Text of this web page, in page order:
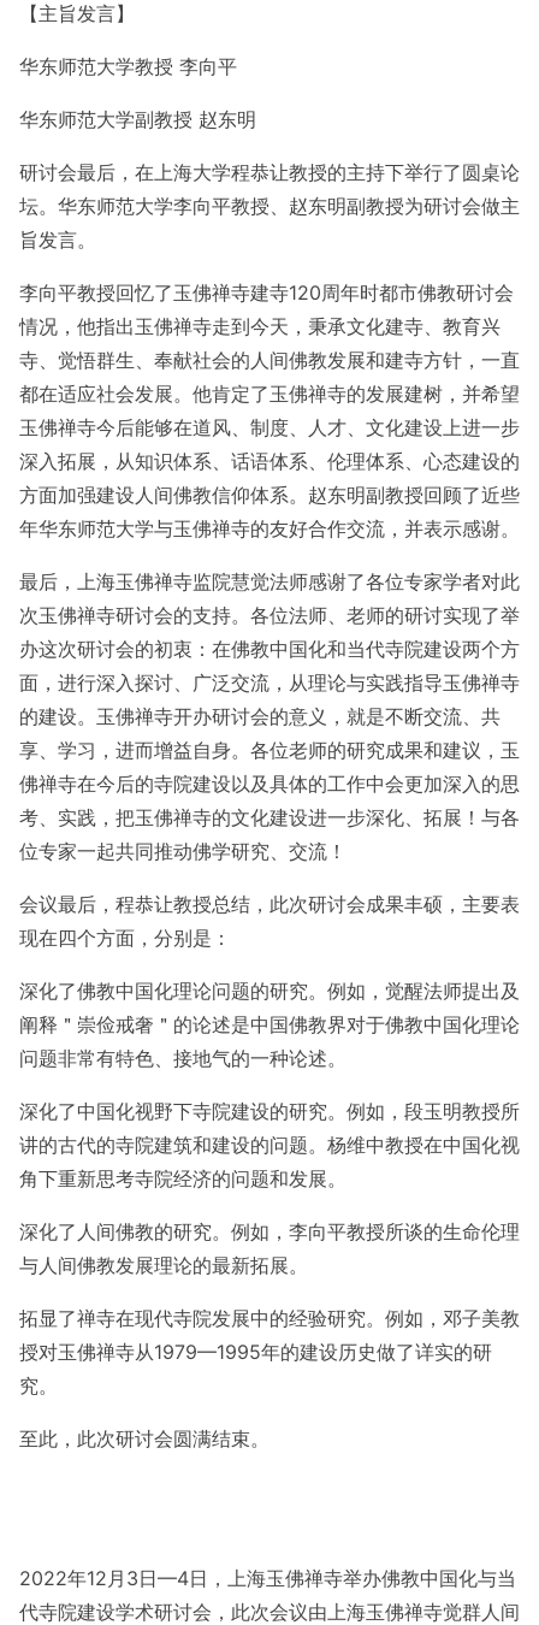
【主旨发言】
华东师范大学教授 李向平
华东师范大学副教授 赵东明
研讨会最后，在上海大学程恭让教授的主持下举行了圆桌论
坛。华东师范大学李向平教授、赵东明副教授为研讨会做主
旨发言。
李向平教授回忆了玉佛禅寺建寺120周年时都市佛教研讨会
情况，他指出玉佛禅寺走到今天，秉承文化建寺、教育兴
寺、觉悟群生、奉献社会的人间佛教发展和建寺方针，一直
都在适应社会发展。他肯定了玉佛禅寺的发展建树，并希望
玉佛禅寺今后能够在道风、制度、人才、文化建设上进一步
深入拓展，从知识体系、话语体系、伦理体系、心态建设的
方面加强建设人间佛教信仰体系。赵东明副教授回顾了近些
年华东师范大学与玉佛禅寺的友好合作交流，并表示感谢。
最后，上海玉佛禅寺监院慧觉法师感谢了各位专家学者对此
次玉佛禅寺研讨会的支持。各位法师、老师的研讨实现了举
办这次研讨会的初衷：在佛教中国化和当代寺院建设两个方
面，进行深入探讨、广泛交流，从理论与实践指导玉佛禅寺
的建设。玉佛禅寺开办研讨会的意义，就是不断交流、共
享、学习，进而增益自身。各位老师的研究成果和建议，玉
佛禅寺在今后的寺院建设以及具体的工作中会更加深入的思
考、实践，把玉佛禅寺的文化建设进一步深化、拓展！与各
位专家一起共同推动佛学研究、交流！
会议最后，程恭让教授总结，此次研讨会成果丰硕，主要表
现在四个方面，分别是：
深化了佛教中国化理论问题的研究。例如，觉醒法师提出及
阐释＂崇俭戒奢＂的论述是中国佛教界对于佛教中国化理论
问题非常有特色、接地气的一种论述。
深化了中国化视野下寺院建设的研究。例如，段玉明教授所
讲的古代的寺院建筑和建设的问题。杨维中教授在中国化视
角下重新思考寺院经济的问题和发展。
深化了人间佛教的研究。例如，李向平教授所谈的生命伦理
与人间佛教发展理论的最新拓展。
拓显了禅寺在现代寺院发展中的经验研究。例如，邓子美教
授对玉佛禅寺从1979—1995年的建设历史做了详实的研
究。
至此，此次研讨会圆满结束。
2022年12月3日—4日，上海玉佛禅寺举办佛教中国化与当
代寺院建设学术研讨会，此次会议由上海玉佛禅寺觉群人间